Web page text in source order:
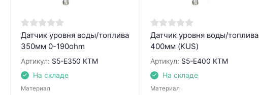
Датчик уровня воды/топлива
350мм 0-190ohm
Артикул: S5-E350 KTM
На складе
Материал
Датчик уровня воды/топлива
400мм (KUS)
Артикул: S5-E400 KTM
На складе
Материал